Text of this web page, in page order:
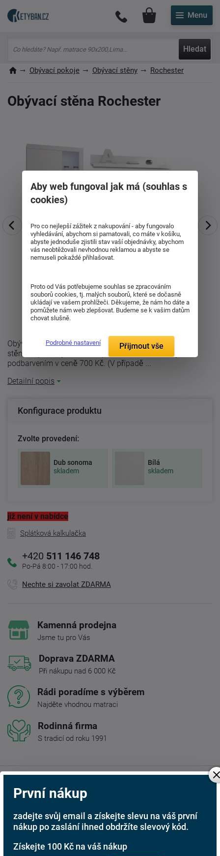
Hledat
Můj účet
Obývací pokoje Obývací stěny Rochester
Obývací stěna Rochester
Obývací stěna Rochester DTD laminovaná. K obývací
stěně doporučujeme zakoupit LED osvětlení s bílým
podbarvením v ceně 700 Kč. (V případě ...
Detailní popis
Konfigurace produktu
Zvolte provedení:
Dub sonoma
skladem
Bílá
skladem
již není v nabídce
Splátková kalkulačka
+420 511 146 748
Po-Pá 8:00 - 17:00 hod.
Nechte si zavolat ZDARMA
Kamenná prodejna
Jsme tu pro Vás
Doprava ZDARMA
Při nákupu nad 6 000 Kč
Rádi poradíme s výběrem
Najděte vhodnou matraci
Rodinná firma
S tradicí od roku 1991
Rochester
K obývací stěně doporučujeme zakoupit LED osvětlení s
bílým podbarvením v ceně 700 Kč. (V případě zájmu o
osvětlení uveďte prosím do poznámky "včetně LED
osvětlení")
První nákup
zadejte svůj email a získejte slevu na váš první
nákup po zaslání ihned obdržíte slevový kód.
Získejte 100 Kč na váš nákup
Aby web fungoval jak má (souhlas s
cookies)
Pro co nejlepší zážitek z nakupování - aby fungovalo
vyhledávání, abychom si pamatovali, co máte v košíku,
abyste jednoduše zjistili stav vaší objednávky, abychom
vás neobtěžovali nevhodnou reklamou a abyste se
nemuseli pokaždé přihlašovat.
Proto od Vás potřebujeme souhlas se zpracováním
souborů cookies, tj. malých souborů, které se dočasně
ukládají ve vašem prohlížeči. Děkujeme, že nám ho dáte a
pomůžete nám web zlepšovat. Budeme se k vašim datům
chovat slušně.
Podrobné nastavení Přijmout vše